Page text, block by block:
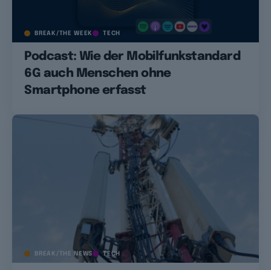
BREAK/THE WEEK TECH
Podcast: Wie der Mobilfunkstandard
6G auch Menschen ohne
Smartphone erfasst
BREAK/THE NEWS TECH